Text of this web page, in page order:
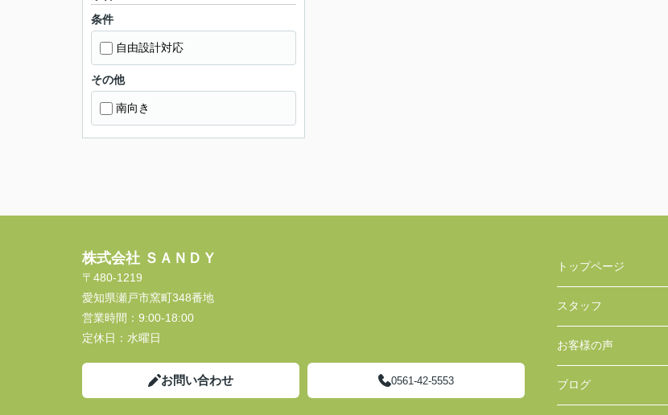
条件
自由設計対応
その他
南向き
株式会社 ＳＡＮＤＹ
〒480-1219
愛知県瀬戸市窯町348番地
営業時間： 9:00-18:00
定休日： 水曜日
お問い合わせ 0561-42-5553
トップページ
スタッフ
お客様の声
ブログ